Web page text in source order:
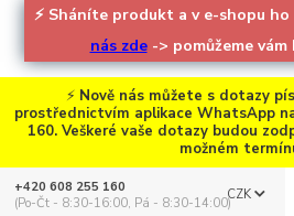
⚡ Sháníte produkt a v e-shopu ho
nás zde-> pomůžeme vám
⚡ Nově nás můžete s dotazy
prostřednictvím aplikace WhatsApp
160. Veškeré vaše dotazy budou
možném
CZK
+420 608 255 160
(Po-Čt - 8:30-16:00, Pá - 8:30-14:00)